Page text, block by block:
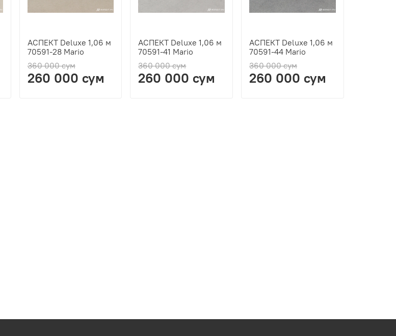
АСПЕКТ Deluxe 1,06 м
70591-28 Mario
360 000 сум
260 000 сум
АСПЕКТ Deluxe 1,06 м
70591-41 Mario
360 000 сум
260 000 сум
АСПЕКТ Deluxe 1,06 м
70591-44 Mario
360 000 сум
260 000 сум